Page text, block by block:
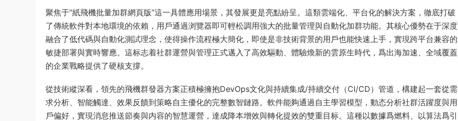
聚焦于“紙飛機批量加群網頁版”這一具體應用場景，其發展更是亮點紛呈。這類雲端化、平台化的解決方案，徹底打破
了傳統軟件對本地環境的依賴，用戶通過浏覽器即可輕松調用強大的批量管理與自動化加群功能。其核心優勢在于深度
融合了低代碼與自動化測試理念，使得操作流程極大簡化，即使是非技術背景的用戶也能快速上手，實現跨平台兼容的
敏捷部署與實時響應。這标志着社群運營與管理正式邁入了高效驅動、體驗煥新的雲原生時代，爲出海加速、全域覆蓋
的企業戰略提供了硬核支撐。
從技術縱深看，領先的飛機群發器方案正積極擁抱DevOps文化與持續集成/持續交付（CI/CD）管道，構建起一套從需
求分析、智能觸達、效果反饋到策略自主優化的完整數智鏈路。軟件能夠通過自主學習模型，動态分析社群活躍度與用
戶偏好，實現消息推送節奏與内容的智慧運營，達成降本增效與轉化提效的雙重目标。這種以數據爲燃料、以算法爲引